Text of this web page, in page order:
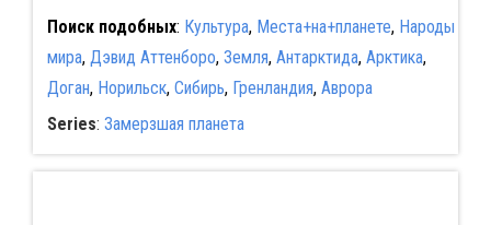
Поиск подобных: Культура, Места+на+планете, Народы
мира, Дэвид Аттенборо, Земля, Антарктида, Арктика,
Доган, Норильск, Сибирь, Гренландия, Аврора
Series: Замерзшая планета